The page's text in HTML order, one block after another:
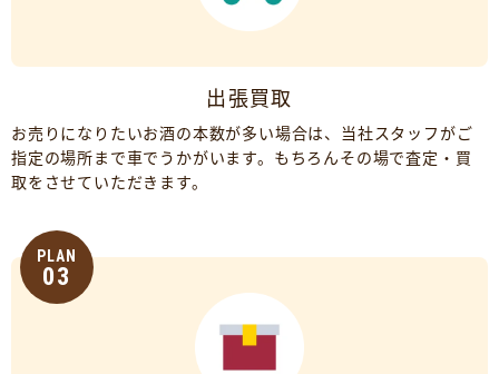
出張買取
お売りになりたいお酒の本数が多い場合は、当社スタッフがご
指定の場所まで車でうかがいます。もちろんその場で査定・買
取をさせていただきます。
PLAN
03